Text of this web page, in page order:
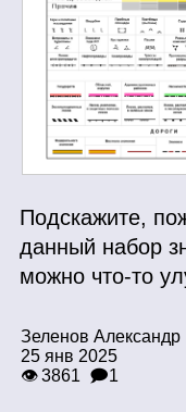
Подскажите,
данный набор
можно что‑то
Зеленов Александр
25 янв 2025
👁 3861 🗩1